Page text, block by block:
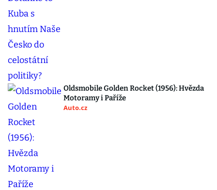
Oldsmobile Golden Rocket (1956): Hvězda
Motoramy i Paříže
Auto.cz